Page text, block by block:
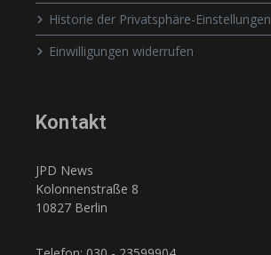
Historie der Privatsphäre-Einstellungen
Einwilligungen widerrufen
Kontakt
JPD News
Kolonnenstraße 8
10827 Berlin